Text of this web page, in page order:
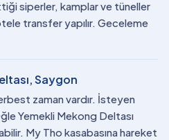
siperler, kamplar ve tüneller
transfer yapılır. Geceleme
Saygon
zaman vardır. İsteyen
Yemekli Mekong Deltası
My Tho kasabasına hareket